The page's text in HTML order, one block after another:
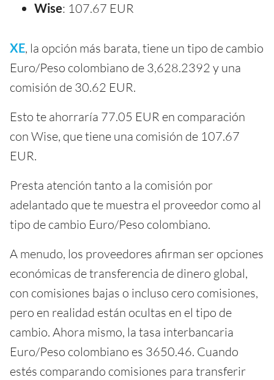
Wise: 107.67 EUR
XE, la opción más barata, tiene un tipo de cambio
Euro/Peso colombiano de 3,628.2392 y una
comisión de 30.62 EUR.
Esto te ahorraría 77.05 EUR en comparación
con Wise, que tiene una comisión de 107.67
EUR.
Presta atención tanto a la comisión por
adelantado que te muestra el proveedor como al
tipo de cambio Euro/Peso colombiano.
A menudo, los proveedores afirman ser opciones
económicas de transferencia de dinero global,
con comisiones bajas o incluso cero comisiones,
pero en realidad están ocultas en el tipo de
cambio. Ahora mismo, la tasa interbancaria
Euro/Peso colombiano es 3650.46. Cuando
estés comparando comisiones para transferir